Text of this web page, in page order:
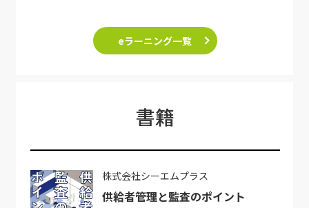
eラーニング一覧
書籍
株式会社シーエムプラス
供給者管理と監査のポイント